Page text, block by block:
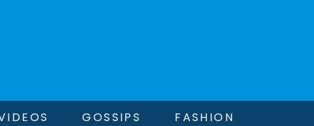
GOSSIPS FASHION